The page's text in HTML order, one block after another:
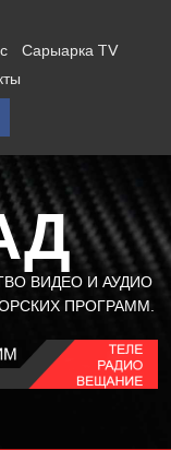
Сарыарка TV
ВИДЕО И АУДИО
ПРОГРАММ.